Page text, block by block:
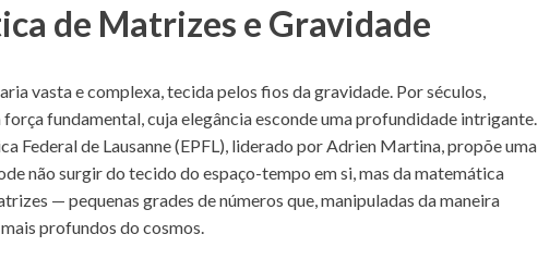
de Matrizes e Gravidade
vasta e complexa, tecida pelos fios da gravidade. Por séculos,
fundamental, cuja elegância esconde uma profundidade intrigante.
Federal de Lausanne (EPFL), liderado por Adrien Martina, propõe uma
não surgir do tecido do espaço-tempo em si, mas da matemática
— pequenas grades de números que, manipuladas da maneira
profundos do cosmos.